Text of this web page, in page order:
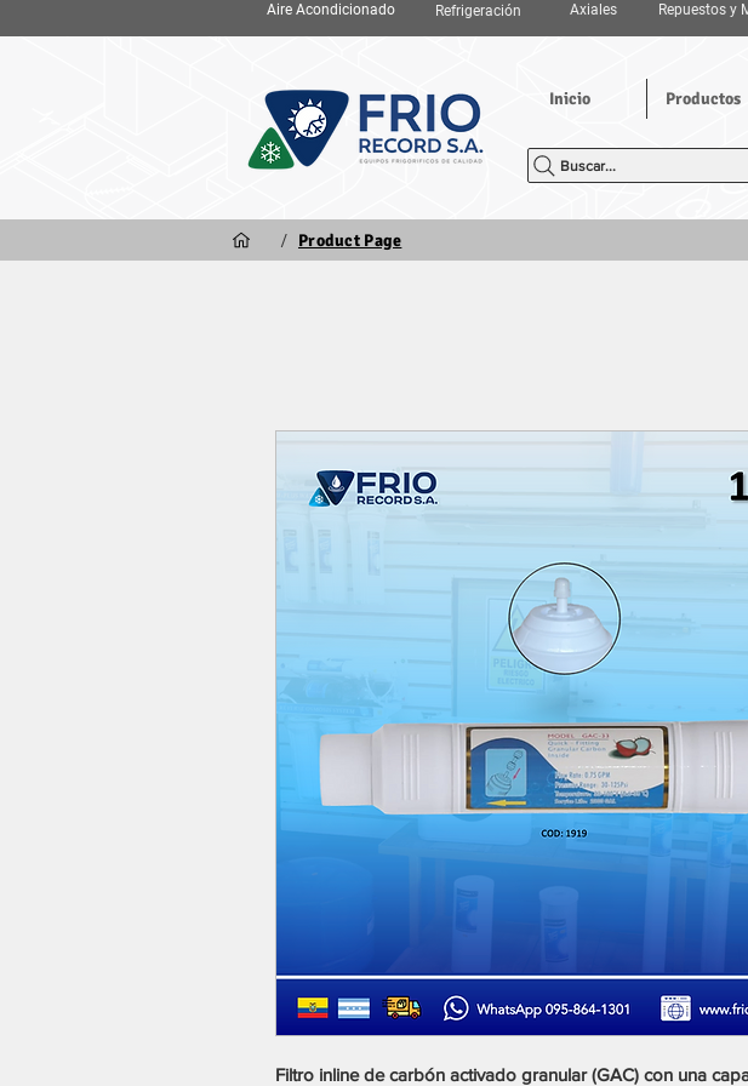
Aire Acondicionado Refrigeración Axiales Repuestos y
Inicio Productos
Buscar...
/ Product Page
Filtro inline de carbón activado granular (GAC) con una